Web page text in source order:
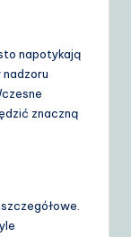
napotykają
znaczną